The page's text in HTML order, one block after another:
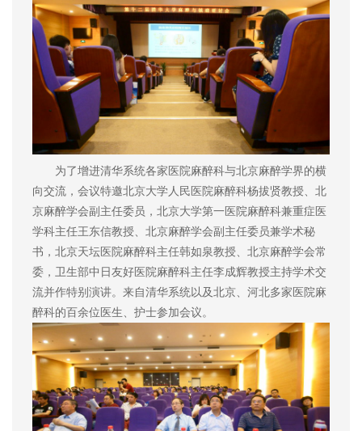
为了增进清华系统各家医院麻醉科与北京麻醉学界的横
向交流，会议特邀北京大学人民医院麻醉科杨拔贤教授、北
京麻醉学会副主任委员，北京大学第一医院麻醉科兼重症医
学科主任王东信教授、北京麻醉学会副主任委员兼学术秘
书，北京天坛医院麻醉科主任韩如泉教授、北京麻醉学会常
委，卫生部中日友好医院麻醉科主任李成辉教授主持学术交
流并作特别演讲。来自清华系统以及北京、河北多家医院麻
醉科的百余位医生、护士参加会议。